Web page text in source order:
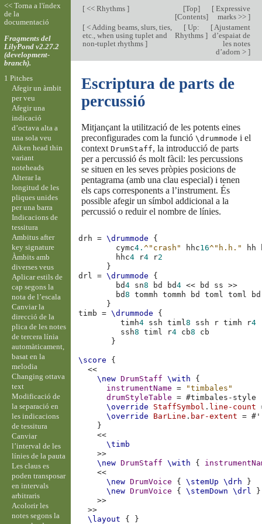
[<< Rhythms ] [Top]
[Contents]
[Expressive
marks >> ]
[< Adding beams, slurs, ties,
etc., when using tuplet and
non-tuplet rhythms ]
[Up:
Rhythms]
[Ajustament
d’espaiat de
les notes
d’adorn > ]
Escriptura de parts de
percussió
Mitjançant la utilització de les potents eines
preconfigurades com la funció \drummode i el
context DrumStaff, la introducció de parts
per a percussió és molt fàcil: les percussions
se situen en les seves pròpies posicions de
pentagrama (amb una clau especial) i tenen
els caps corresponents a l’instrument. És
possible afegir un símbol addicional a la
percussió o reduir el nombre de línies.
drh = \drummode
{
cymc4.^"crash" hhc16^"h.h." hh
hhc4 r4 r2
}
drl
= \drummode
{
bd4 sn8 bd bd4 << bd ss
>>
bd8 tommh tommh bd toml toml
bd
}
timb
= \drummode
{
timh4 ssh timl8 ssh r timh r4
ssh8 timl r4 cb8
cb
}
\score
{
<<
\new DrumStaff \with
{
instrumentName
=
"timbales"
drumStyleTable
= #timbales-style
\override
StaffSymbol . line-count
\override
BarLine . bar-extent = # '
}
<<
\timb
>>
\new DrumStaff \with {
<<
\new DrumVoice { \stemUp \drh
}
\new DrumVoice { \stemDown \drl
}
>>
>>
\layout
{ }
<< Torna a l'índex
de la
documentació
Fragments del
LilyPond v2.27.2
(development-
branch).
1 Pitches
Afegir un àmbit
per veu
Afegir una
indicació
d’octava alta a
una sola veu
Aiken head thin
variant
noteheads
Alterar la
longitud de les
pliques unides
per una barra
Indicacions de
tessitura
Ambitus after
key signature
Àmbits amb
diverses veus
Aplicar estils de
cap segons la
nota de l’escala
Canviar la
direcció de la
plica de les notes
de tercera línia
automàticament,
basat en la
melodia
Changing ottava
text
Modificació de
la separació en
les indicacions
de tessitura
Canviar
l’interval de les
línies de la pauta
Les claus es
poden transposar
en intervals
arbitraris
Acolorir les
notes segons la